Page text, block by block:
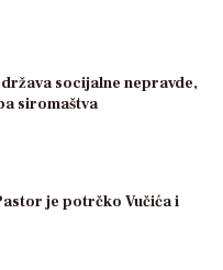
socijalne nepravde,
siromaštva
je potrčko Vučića i